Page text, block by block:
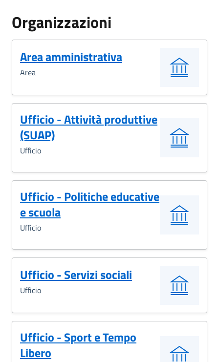
Organizzazioni
Area amministrativa
Area
Ufficio - Attività produttive
(SUAP)
Ufficio
Ufficio - Politiche educative
e scuola
Ufficio
Ufficio - Servizi sociali
Ufficio
Ufficio - Sport e Tempo
Libero